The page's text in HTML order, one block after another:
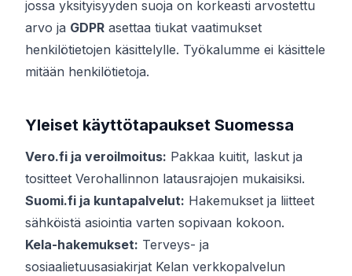
jossa yksityisyyden suoja on korkeasti arvostettu
arvo ja GDPR asettaa tiukat vaatimukset
henkilötietojen käsittelylle. Työkalumme ei käsittele
mitään henkilötietoja.
Yleiset käyttötapaukset Suomessa
Vero.fi ja veroilmoitus: Pakkaa kuitit, laskut ja
tositteet Verohallinnon latausrajojen mukaisiksi.
Suomi.fi ja kuntapalvelut: Hakemukset ja liitteet
sähköistä asiointia varten sopivaan kokoon.
Kela-hakemukset: Terveys- ja
sosiaalietuusasiakirjat Kelan verkkopalvelun